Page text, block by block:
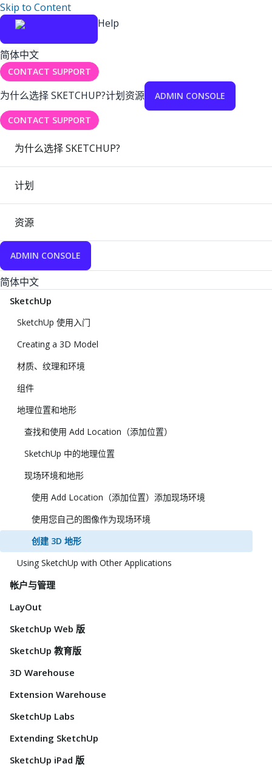
Skip to Content
Help
简体中文
CONTACT SUPPORT
为什么选择 SKETCHUP?计划资源 ADMIN CONSOLE
CONTACT SUPPORT
为什么选择 SKETCHUP?
计划
资源
ADMIN CONSOLE
简体中文
SketchUp
SketchUp 使用入门
Creating a 3D Model
材质、纹理和环境
组件
地理位置和地形
查找和使用 Add Location（添加位置）
SketchUp 中的地理位置
现场环境和地形
使用 Add Location（添加位置）添加现场环境
使用您自己的图像作为现场环境
创建 3D 地形
Using SketchUp with Other Applications
帐户与管理
LayOut
SketchUp Web 版
SketchUp 教育版
3D Warehouse
Extension Warehouse
SketchUp Labs
Extending SketchUp
SketchUp iPad 版